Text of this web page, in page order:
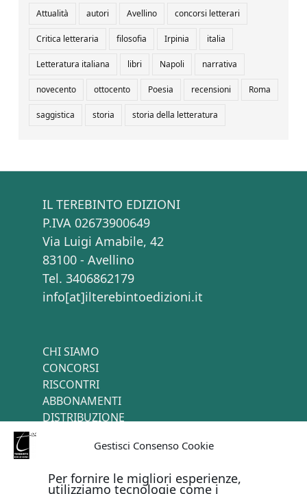
Gestisci Consenso Cookie
Per fornire le migliori esperienze,
utilizziamo tecnologie come i
Attualità autori Avellino concorsi letterari
Critica letteraria filosofia Irpinia italia
Letteratura italiana libri Napoli narrativa
novecento ottocento Poesia recensioni Roma
saggistica storia storia della letteratura
IL TEREBINTO EDIZIONI
P.IVA 02673900649
Via Luigi Amabile, 42
83100 - Avellino
Tel. 3406862179
info[at]ilterebintoedizioni.it
CHI SIAMO
CONCORSI
RISCONTRI
ABBONAMENTI
DISTRIBUZIONE